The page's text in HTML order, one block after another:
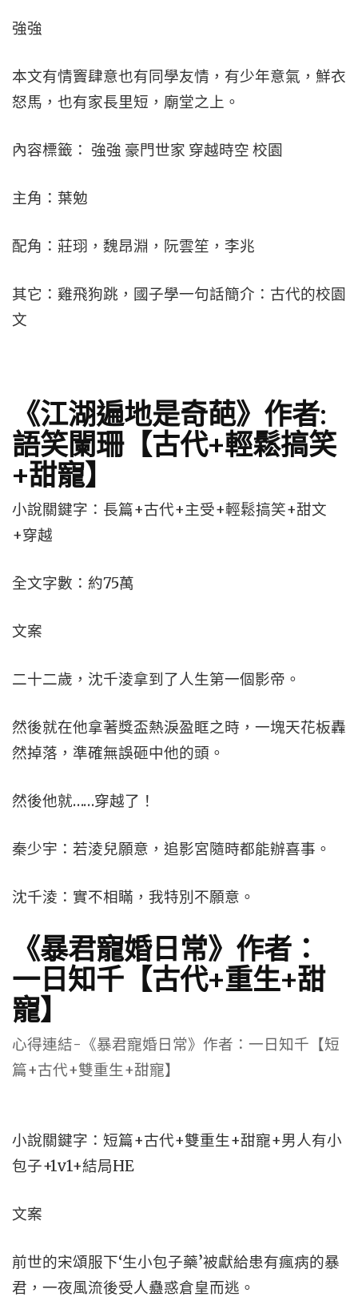
強強
本文有情竇肆意也有同學友情，有少年意氣，鮮衣
怒馬，也有家長里短，廟堂之上。
內容標籤： 強強 豪門世家 穿越時空 校園
主角：葉勉
配角：莊珝，魏昂淵，阮雲笙，李兆
其它：雞飛狗跳，國子學一句話簡介：古代的校園
文
《江湖遍地是奇葩》作者:
語笑闌珊【古代+輕鬆搞笑
+甜寵】
小說關鍵字：長篇+古代+主受+輕鬆搞笑+甜文
+穿越
全文字數：約75萬
文案
二十二歲，沈千淩拿到了人生第一個影帝。
然後就在他拿著獎盃熱淚盈眶之時，一塊天花板轟
然掉落，準確無誤砸中他的頭。
然後他就……穿越了！
秦少宇：若淩兒願意，追影宮隨時都能辦喜事。
沈千淩：實不相瞞，我特別不願意。
《暴君寵婚日常》作者：
一日知千【古代+重生+甜
寵】
心得連結-《暴君寵婚日常》作者：一日知千【短
篇+古代+雙重生+甜寵】
小說關鍵字：短篇+古代+雙重生+甜寵+男人有小
包子+1v1+結局HE
文案
前世的宋頌服下‘生小包子藥’被獻給患有瘋病的暴
君，一夜風流後受人蠱惑倉皇而逃。